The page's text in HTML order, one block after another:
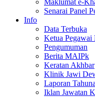
Maklumat e-
Senarai Panel
Info
Data Terbuka
Ketua
Pengumuman
Berita MAIPk
Keratan Akhbar
Klinik Jawi
Laporan
Iklan Jawatan